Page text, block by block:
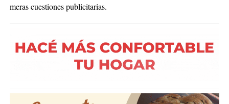
meras cuestiones publicitarias.